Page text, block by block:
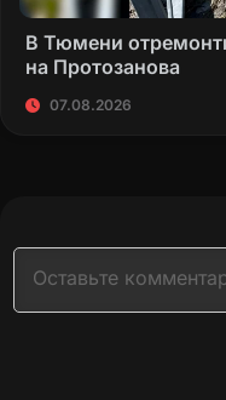
В Тюмени
на Протозанова
07.08.2026